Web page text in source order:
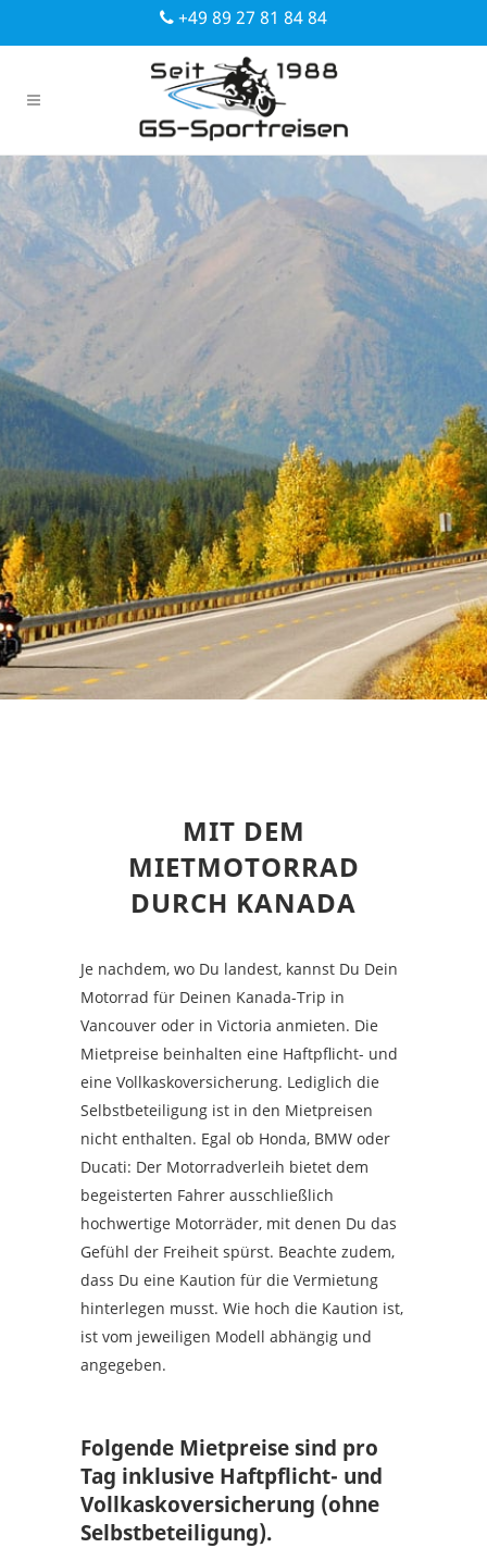
+49 89 27 81 84 84
MIT DEM
MIETMOTORRAD
DURCH KANADA
Je nachdem, wo Du landest, kannst Du Dein
Motorrad für Deinen Kanada-Trip in
Vancouver oder in Victoria anmieten. Die
Mietpreise beinhalten eine Haftpflicht- und
eine Vollkaskoversicherung. Lediglich die
Selbstbeteiligung ist in den Mietpreisen
nicht enthalten. Egal ob Honda, BMW oder
Ducati: Der Motorradverleih bietet dem
begeisterten Fahrer ausschließlich
hochwertige Motorräder, mit denen Du das
Gefühl der Freiheit spürst. Beachte zudem,
dass Du eine Kaution für die Vermietung
hinterlegen musst. Wie hoch die Kaution ist,
ist vom jeweiligen Modell abhängig und
angegeben.
Folgende Mietpreise sind pro
Tag inklusive Haftpflicht- und
Vollkaskoversicherung (ohne
Selbstbeteiligung).